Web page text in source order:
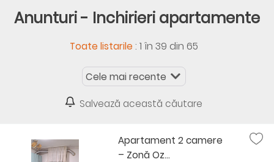
Anunturi - Inchirieri apartamente
Toate listarile : 1 în 39 din 65
Salvează această căutare
Apartament 2 camere
– Zonă Oz...